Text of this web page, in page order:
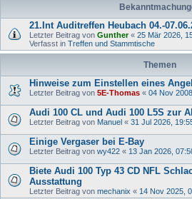
21.Int Auditreffen Heubach 04.-
Letzter Beitrag von Gunther« 25 Mär 2026,
Verfasst in Treffen und Stammtische
Themen
Hinweise zum Einstellen eines
Letzter Beitrag von 5E-Thomas « 04 Nov
Audi 100 CL und Audi 100 L5S zur
Letzter Beitrag von Manuel « 31 Jul 2026,
Einige Vergaser bei E-Bay
Letzter Beitrag von wy422 « 13 Jan 2026,
Biete Audi 100 Typ 43 CD NFL
Ausstattung
Letzter Beitrag von mechanix « 14 Nov 2025,